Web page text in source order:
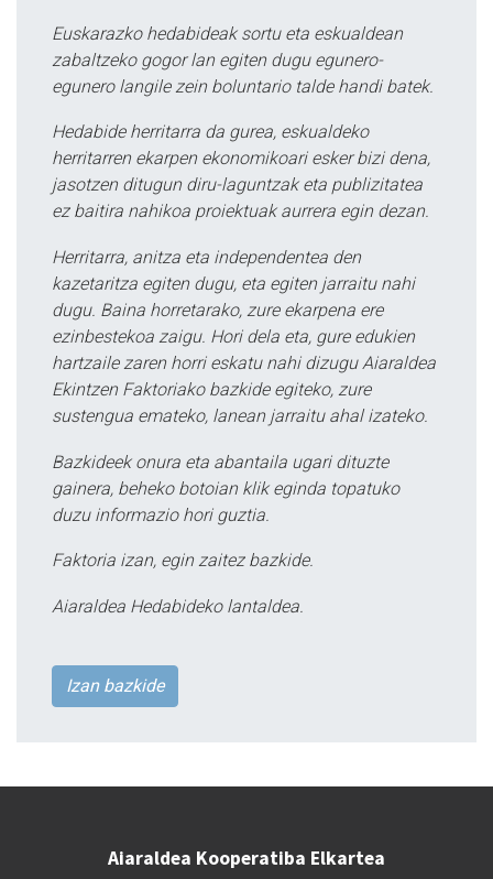
Euskarazko hedabideak sortu eta eskualdean
zabaltzeko gogor lan egiten dugu egunero-
egunero langile zein boluntario talde handi batek.
Hedabide herritarra da gurea, eskualdeko
herritarren ekarpen ekonomikoari esker bizi dena,
jasotzen ditugun diru-laguntzak eta publizitatea
ez baitira nahikoa proiektuak aurrera egin dezan.
Herritarra, anitza eta independentea den
kazetaritza egiten dugu, eta egiten jarraitu nahi
dugu. Baina horretarako, zure ekarpena ere
ezinbestekoa zaigu. Hori dela eta, gure edukien
hartzaile zaren horri eskatu nahi dizugu Aiaraldea
Ekintzen Faktoriako bazkide egiteko, zure
sustengua emateko, lanean jarraitu ahal izateko.
Bazkideek onura eta abantaila ugari dituzte
gainera, beheko botoian klik eginda topatuko
duzu informazio hori guztia.
Faktoria izan, egin zaitez bazkide.
Aiaraldea Hedabideko lantaldea.
Izan bazkide
Aiaraldea Kooperatiba Elkartea